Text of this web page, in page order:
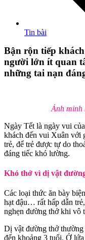
Tin bài
Bận rộn tiếp
người lớn ít quan
những tai nạn
Ảnh minh
Ngày Tết là ngày vui
khách đến vui Xuân với
trẻ, để trẻ được tự do
đáng tiếc khó lường.
Khó thở vì dị vật
Các loại thức ăn bày
hạt đậu… rất hấp dẫn
nghẹn đường thở khi vô
Dị vật đường thở thường
đến khoảng 3 tuổi. Ở